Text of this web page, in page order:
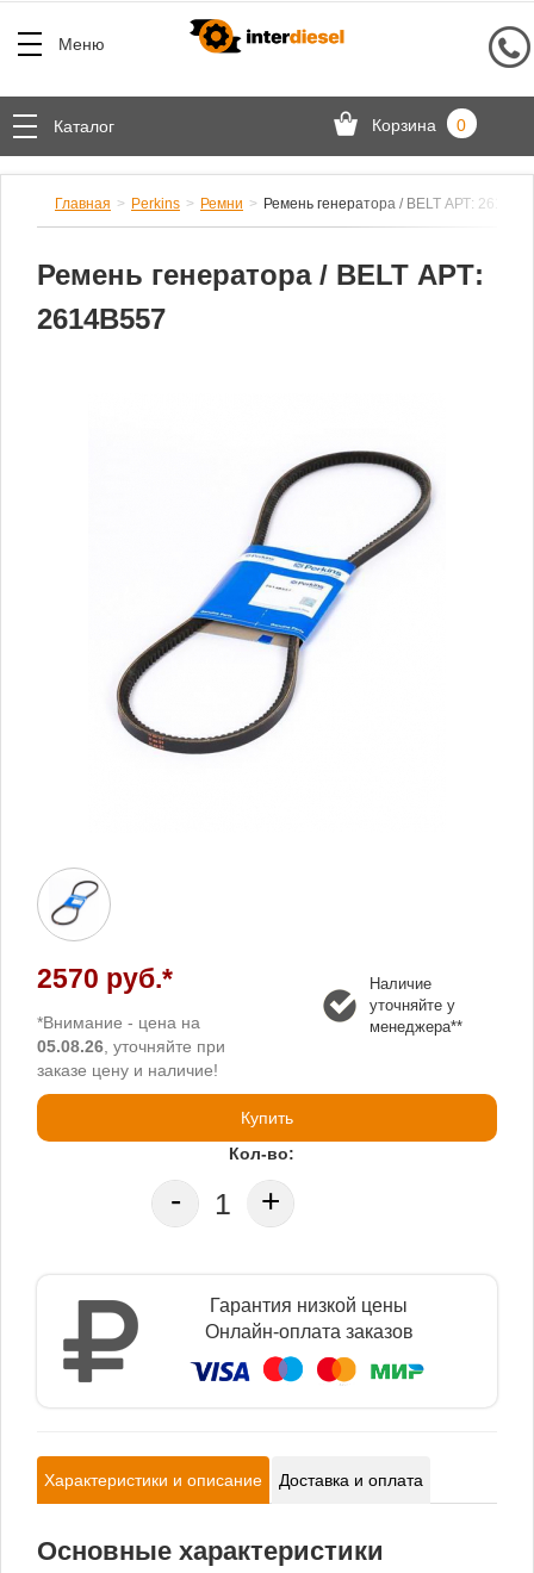
Меню
Каталог Корзина 0
Главная Perkins Ремни Ремень генератора / BELT АРТ:
Ремень генератора / BELT АРТ:
2614B557
2570 руб.*
*Внимание - цена на
05.08.26 , уточняйте при
заказе цену и наличие!
Наличие
уточняйте у
менеджера**
Купить
Кол-во:
- +
Гарантия низкой цены
Онлайн-оплата заказов
Характеристики и описание Доставка и оплата
Основные характеристики